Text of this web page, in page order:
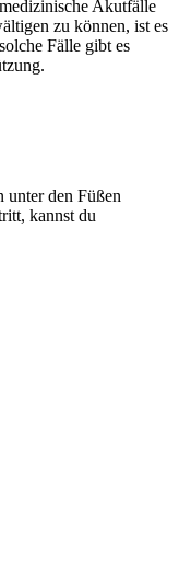
Akutfälle
zu können, ist es
Fälle gibt es
unter den Füßen
kannst du